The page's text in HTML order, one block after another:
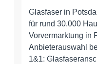
Glasfaser in
für rund 30.000
Vorvermarktung in
Anbieterauswahl
1&1: